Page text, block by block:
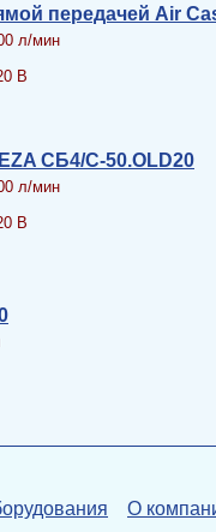
передачей Air
л/мин
В
СБ4/С-50.OLD20
л/мин
В
О